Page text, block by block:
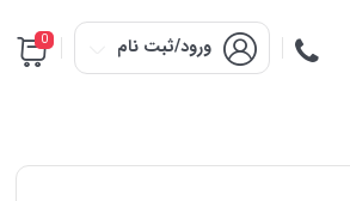
ورود/ثبت نام 0